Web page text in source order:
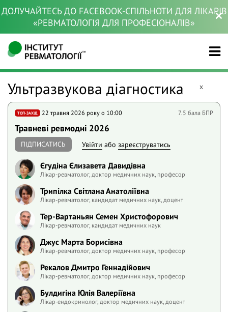
ДОЛУЧАЙТЕСЬ ДО FACEBOOK-СПІЛЬНОТИ ДЛЯ ЛІКАРІВ
«РЕВМАТОЛОГІЯ ДЛЯ ПРОФЕСІОНАЛІВ»
Ультразвукова діагностика x
ТОП-ЗАХІД 22 травня 2026 року o 10:00 7.5 бала БПР
Травневі ревмодні 2026
ПІДПИСАТИСЬ Увійти або зареєструватись
Єгудіна Єлизавета Давидівна
Лікар-ревматолог, доктор медичних наук, професор
Трипілка Світлана Анатоліївна
Лікар-ревматолог, кандидат медичних наук, доцент
Тер-Вартаньян Семен Христофорович
Лікар-ревматолог, кандидат медичних наук
Джус Марта Борисівна
Лікар-ревматолог, доктор медичних наук, професор
Рекалов Дмитро Геннадійович
Лікар-ревматолог, доктор медичних наук, професор
Булдигіна Юлія Валеріївна
Лікар-ендокринолог, доктор медичних наук, доцент